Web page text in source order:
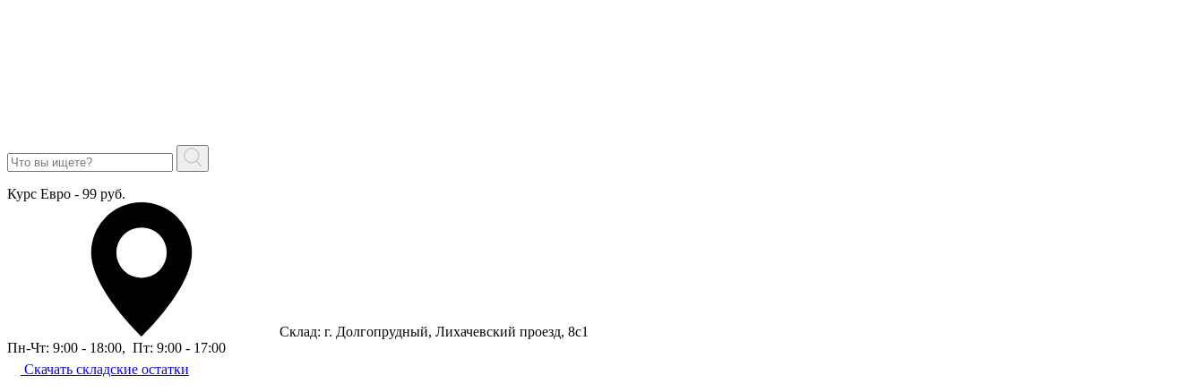
Курс Евро - 99 руб.
Склад: г. Долгопрудный, Лихачевский проезд, 8c1
Пн-Чт: 9:00 - 18:00, Пт: 9:00 - 17:00
Скачать складские остатки